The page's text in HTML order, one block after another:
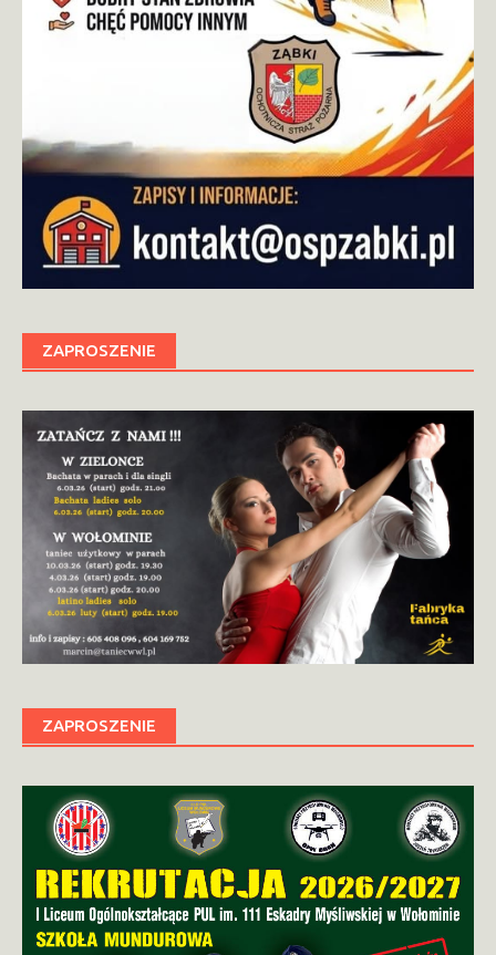
ZAPROSZENIE
ZAPROSZENIE